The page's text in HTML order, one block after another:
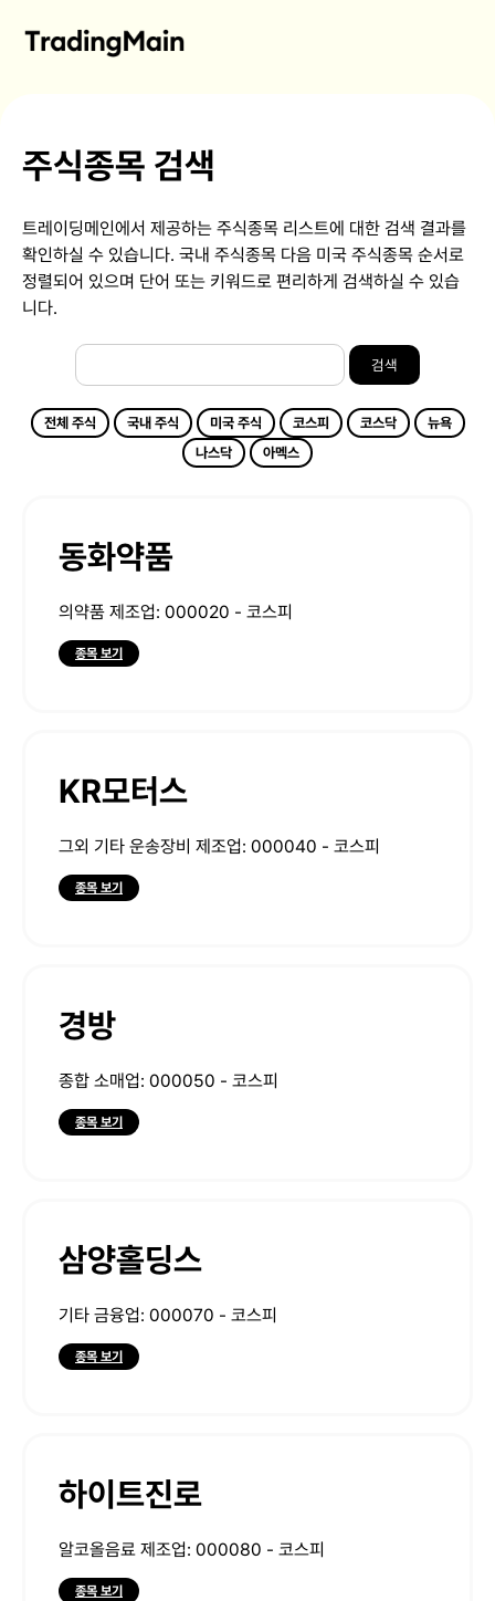
주식종목 검색
트레이딩메인에서 제공하는 주식종목 리스트에 대한 검색 결과를
확인하실 수 있습니다. 국내 주식종목 다음 미국 주식종목 순서로
정렬되어 있으며 단어 또는 키워드로 편리하게 검색하실 수 있습
니다.
검색
전체 주식 국내 주식 미국 주식 코스피 코스닥
뉴욕
나스닥
아멕스
동화약품
의약품 제조업: 000020 - 코스피
종목 보기
KR모터스
그외 기타 운송장비 제조업: 000040 - 코스피
종목 보기
경방
종합 소매업: 000050 - 코스피
종목 보기
삼양홀딩스
기타 금융업: 000070 - 코스피
종목 보기
하이트진로
알코올음료 제조업: 000080 - 코스피
종목 보기